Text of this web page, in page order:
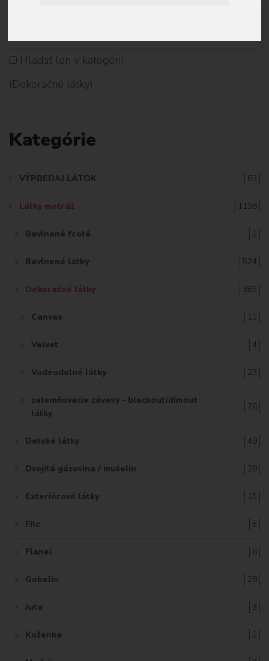
D
Hladať len v kategórií
(Dekoračné látky)
Kategórie
VÝPREDAJ LÁTOK 63
Látky metráž 1138
Bavlnené froté 2
Bavlnené látky 524
Dekoračné látky 365
Canvas 11
Velvet 4
Vodeodolné látky 23
zatemňovacie závesy - blackout/dimout
látky
76
Detské látky 49
Dvojitá gázovina / mušelín 28
Exteriérové látky 15
Filc 5
Flanel 6
Gobelín 28
Juta 3
Koženka 2